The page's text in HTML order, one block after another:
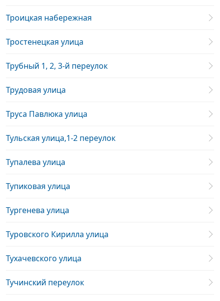
Троицкая набережная
Тростенецкая улица
Трубный 1, 2, 3-й переулок
Трудовая улица
Труса Павлюка улица
Тульская улица,1-2 переулок
Тупалева улица
Тупиковая улица
Тургенева улица
Туровского Кирилла улица
Тухачевского улица
Тучинский переулок